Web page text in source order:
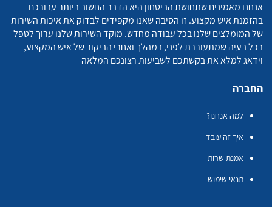
אנחנו מאמינים שתחושת הביטחון היא הדבר החשוב ביותר עבורכם
בהזמנת איש מקצוע. זו הסיבה שאנו מקפידים לבדוק את איכות השירות
של המומלצים שלנו בכל עבודה מחדש. מוקד השירות שלנו ערוך לטפל
בכל בעיה שמתעוררת לפני, במהלך ואחרי הביקור של איש המקצוע,
וידאג למלא את בקשתכם לשביעות רצונכם המלאה
החברה
למה אנחנו?
איך זה עובד
אמנת שרות
תנאי שימוש